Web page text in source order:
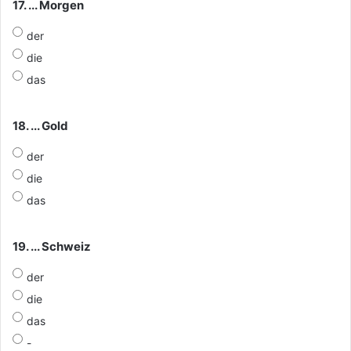
17. ... Morgen
der
die
das
18. ... Gold
der
die
das
19. ... Schweiz
der
die
das
-